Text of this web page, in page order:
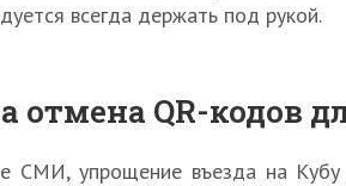
всегда держать под рукой.
отмена QR-кодов
СМИ, упрощение въезда на